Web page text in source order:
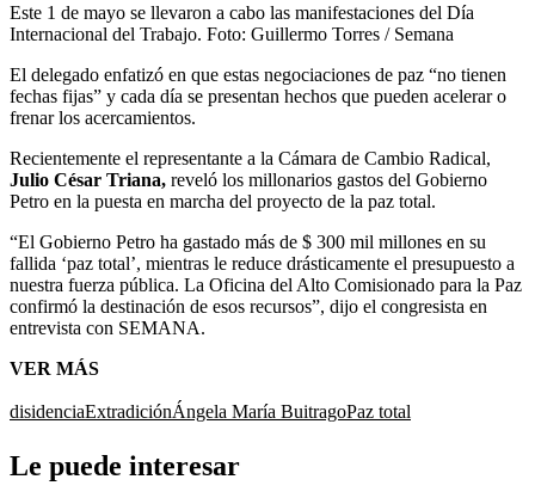
Este 1 de mayo se llevaron a cabo las manifestaciones del Día
Internacional del Trabajo. Foto: Guillermo Torres / Semana
El delegado enfatizó en que estas negociaciones de paz “no tienen
fechas fijas” y cada día se presentan hechos que pueden acelerar o
frenar los acercamientos.
Recientemente el representante a la Cámara de Cambio Radical,
Julio César Triana, reveló los millonarios gastos del Gobierno
Petro en la puesta en marcha del proyecto de la paz total.
“El Gobierno Petro ha gastado más de $ 300 mil millones en su
fallida ‘paz total’, mientras le reduce drásticamente el presupuesto a
nuestra fuerza pública. La Oficina del Alto Comisionado para la Paz
confirmó la destinación de esos recursos”, dijo el congresista en
entrevista con SEMANA.
VER MÁS
disidenciaExtradiciónÁngela María BuitragoPaz total
Le puede interesar